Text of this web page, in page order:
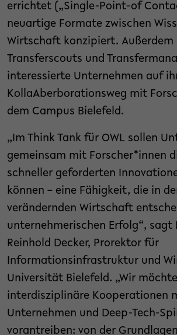
errichtet („Single-Point-of
neuartige Formate zwischen
Wirtschaft konzipiert. Außerdem
Transferscouts und
interessierte Unternehmen auf
KollaAberborationsweg mit
dem Campus Bielefeld.
„Im Think Tank für OWL sollen
gemeinsam mit Forscher*innen
schneller geforderten
können – eine Fähigkeit, die in
verändernden Wirtschaft
unternehmerischen Erfolg“, sagt
Reinhold Decker, Prorektor für
Informationsinfrastruktur und
Universität Bielefeld. „Wir
interdisziplinäre Kooperationen
Unternehmen und Deep-Tech-
vorantreiben: von der